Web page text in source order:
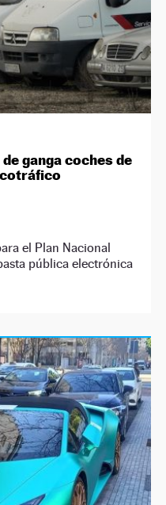
ganga coches de
el Plan Nacional
pública electrónica